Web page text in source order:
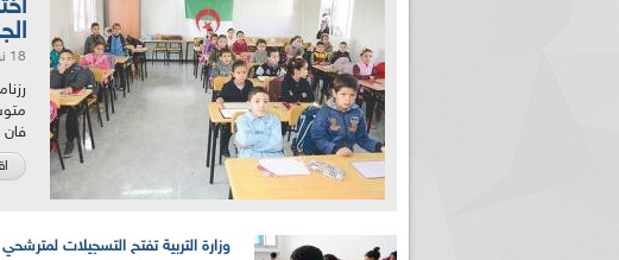
18 نوفمبر 2018
فان
وزارة التربية تفتح التسجيلات لمترشحي